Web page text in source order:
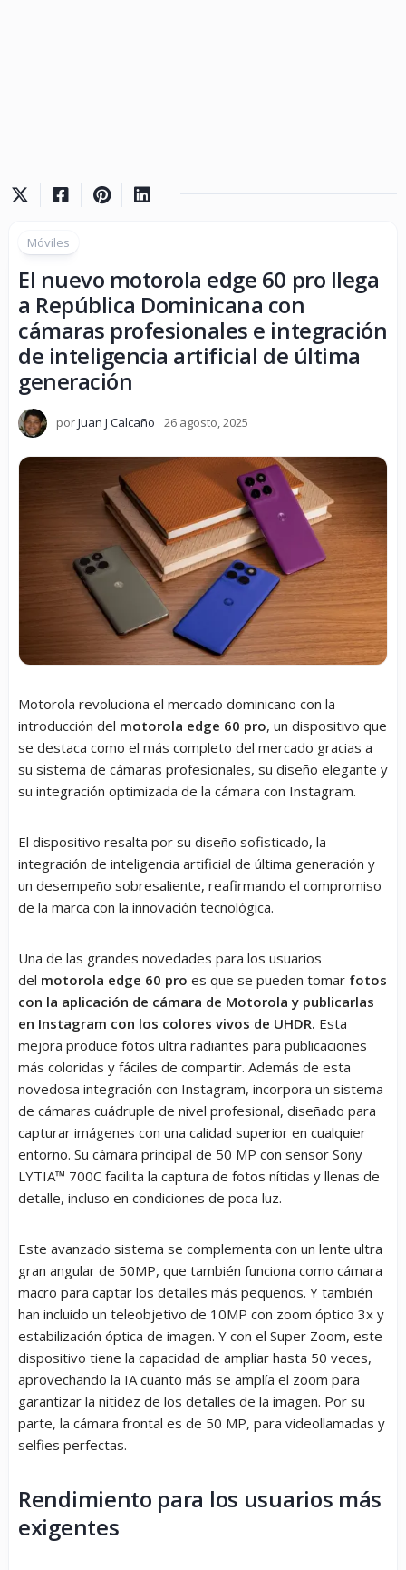
Móviles
El nuevo motorola edge 60 pro llega
a República Dominicana con
cámaras profesionales e integración
de inteligencia artificial de última
generación
porJuan J Calcaño 26 agosto, 2025
Motorola revoluciona el mercado dominicano con la
introducción del motorola edge 60 pro, un dispositivo que
se destaca como el más completo del mercado gracias a
su sistema de cámaras profesionales, su diseño elegante y
su integración optimizada de la cámara con Instagram.
El dispositivo resalta por su diseño sofisticado, la
integración de inteligencia artificial de última generación y
un desempeño sobresaliente, reafirmando el compromiso
de la marca con la innovación tecnológica.
Una de las grandes novedades para los usuarios
del motorola edge 60 pro es que se pueden tomar fotos
con la aplicación de cámara de Motorola y publicarlas
en Instagram con los colores vivos de UHDR. Esta
mejora produce fotos ultra radiantes para publicaciones
más coloridas y fáciles de compartir. Además de esta
novedosa integración con Instagram, incorpora un sistema
de cámaras cuádruple de nivel profesional, diseñado para
capturar imágenes con una calidad superior en cualquier
entorno. Su cámara principal de 50 MP con sensor Sony
LYTIA™ 700C facilita la captura de fotos nítidas y llenas de
detalle, incluso en condiciones de poca luz.
Este avanzado sistema se complementa con un lente ultra
gran angular de 50MP, que también funciona como cámara
macro para captar los detalles más pequeños. Y también
han incluido un teleobjetivo de 10MP con zoom óptico 3x y
estabilización óptica de imagen. Y con el Super Zoom, este
dispositivo tiene la capacidad de ampliar hasta 50 veces,
aprovechando la IA cuanto más se amplía el zoom para
garantizar la nitidez de los detalles de la imagen. Por su
parte, la cámara frontal es de 50 MP, para videollamadas y
selfies perfectas.
Rendimiento para los usuarios más
exigentes